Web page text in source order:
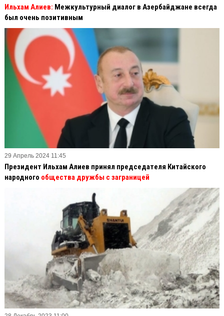
Ильхам Алиев: Межкультурный диалог в Азербайджане всегда
был очень позитивным
29 Апрель 2024 11:45
Президент Ильхам Алиев принял председателя Китайского
народного общества дружбы с заграницей